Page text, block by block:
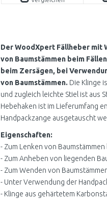
Der WoodXpert Fällheber mit
von Baumstämmen beim
beim Zersägen, bei
von Baumstämmen. Die Klinge
und zugleich leichte Stiel ist aus
Hebehaken ist im Lieferumfang
Handpackzange ausgetauscht
Eigenschaften:
- Zum Lenken von Baumstämmen
- Zum Anheben von liegenden
- Zum Wenden von
- Unter Verwendung der
- Klinge aus gehärtetem